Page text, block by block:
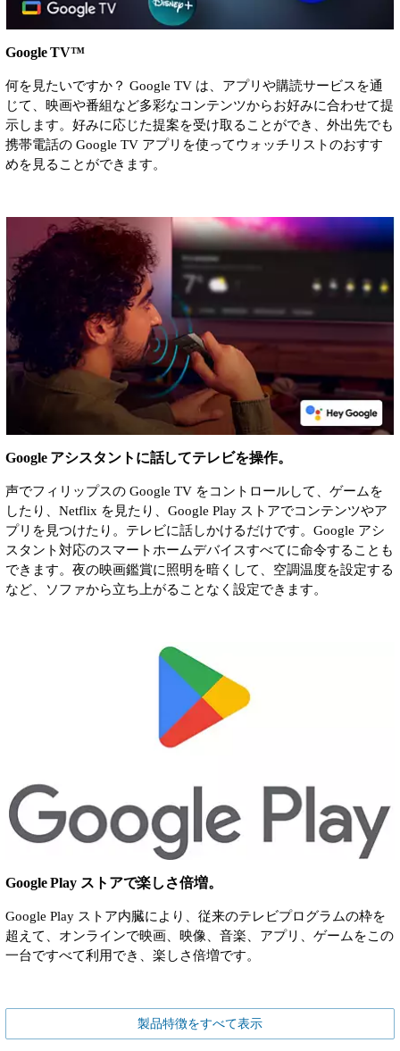
Google TV™
何を見たいですか？ Google TV は、アプリや購読サービスを通
じて、映画や番組など多彩なコンテンツからお好みに合わせて提
示します。好みに応じた提案を受け取ることができ、外出先でも
携帯電話の Google TV アプリを使ってウォッチリストのおすす
めを見ることができます。
Google アシスタントに話してテレビを操作。
声でフィリップスの Google TV をコントロールして、ゲームを
したり、Netflix を見たり、Google Play ストアでコンテンツやア
プリを見つけたり。テレビに話しかけるだけです。Google アシ
スタント対応のスマートホームデバイスすべてに命令することも
できます。夜の映画鑑賞に照明を暗くして、空調温度を設定する
など、ソファから立ち上がることなく設定できます。
Google Play ストアで楽しさ倍増。
Google Play ストア内臓により、従来のテレビプログラムの枠を
超えて、オンラインで映画、映像、音楽、アプリ、ゲームをこの
一台ですべて利用でき、楽しさ倍増です。
製品特徴をすべて表示